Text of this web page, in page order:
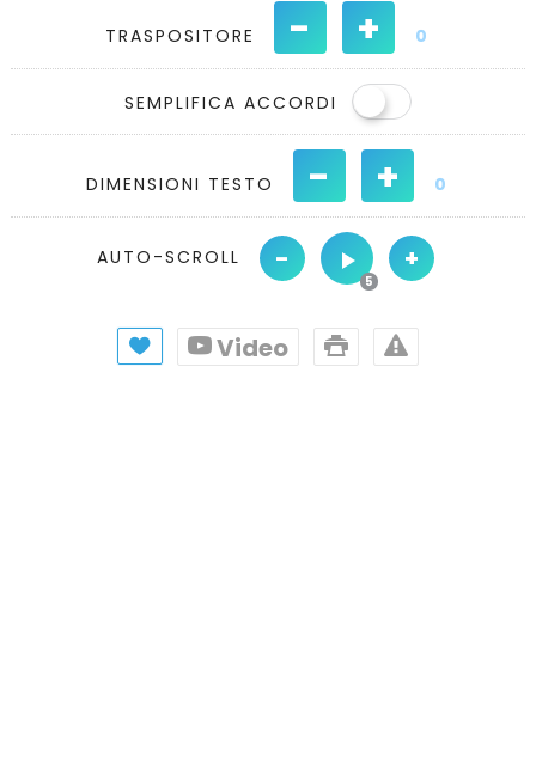
TRASPOSITORE - + 0
SEMPLIFICA ACCORDI
DIMENSIONI TESTO - + 0
AUTO-SCROLL - +
Video